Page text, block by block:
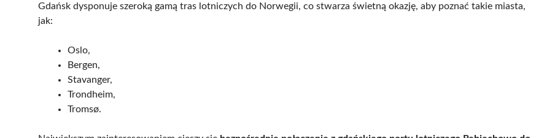
Gdańsk dysponuje szeroką gamą tras lotniczych do Norwegii, co stwarza świetną okazję, aby poznać takie miasta,
jak:
Oslo,
Bergen,
Stavanger,
Trondheim,
Tromsø.